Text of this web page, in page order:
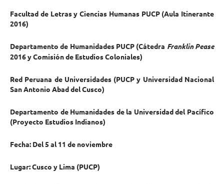
Facultad de Letras y Ciencias Humanas PUCP (Aula Itinerante
2016)
Departamento de Humanidades PUCP (Cátedra Franklin Pease
2016 y Comisión de Estudios Coloniales)
Red Peruana de Universidades (PUCP y Universidad Nacional
San Antonio Abad del Cusco)
Departamento de Humanidades de la Universidad del Pacífico
(Proyecto Estudios Indianos)
Fecha: Del 5 al 11 de noviembre
Lugar: Cusco y Lima (PUCP)